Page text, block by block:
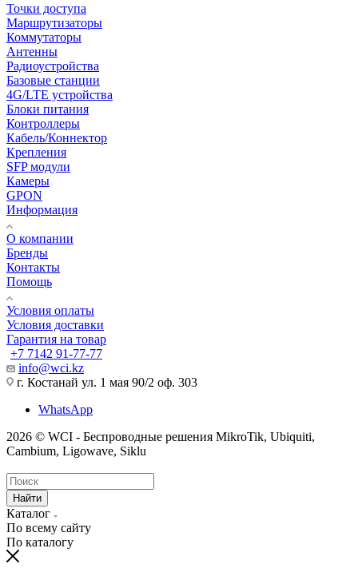
Точки доступа
Маршрутизаторы
Коммутаторы
Антенны
Радиоустройства
Базовые станции
4G/LTE устройства
Блоки питания
Контроллеры
Кабель/Коннектор
Крепления
SFP модули
Камеры
GPON
Информация
О компании
Бренды
Контакты
Помощь
Условия оплаты
Условия доставки
Гарантия на товар
+7 7142 91-77-77
info@wci.kz
г. Костанай ул. 1 мая 90/2 оф. 303
WhatsApp
2026 © WCI - Беспроводные решения MikroTik, Ubiquiti,
Cambium, Ligowave, Siklu
Найти
Каталог
По всему сайту
По каталогу